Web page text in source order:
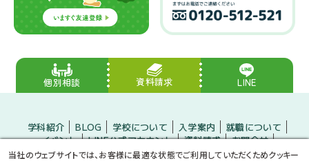
個別相談 資料請求 LINE
学科紹介 BLOG 学校について 入学案内
就職について
イベント
LINE公式アカウント 資料請求
お問合せ
入学をお考えの方
保護者の方
企業の方
当社のウェブサイトでは、お客様に最適な状態でご利用していただくためクッキー